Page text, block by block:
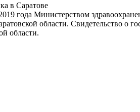
в Саратове
года Министерством
области. Свидетельство
области.